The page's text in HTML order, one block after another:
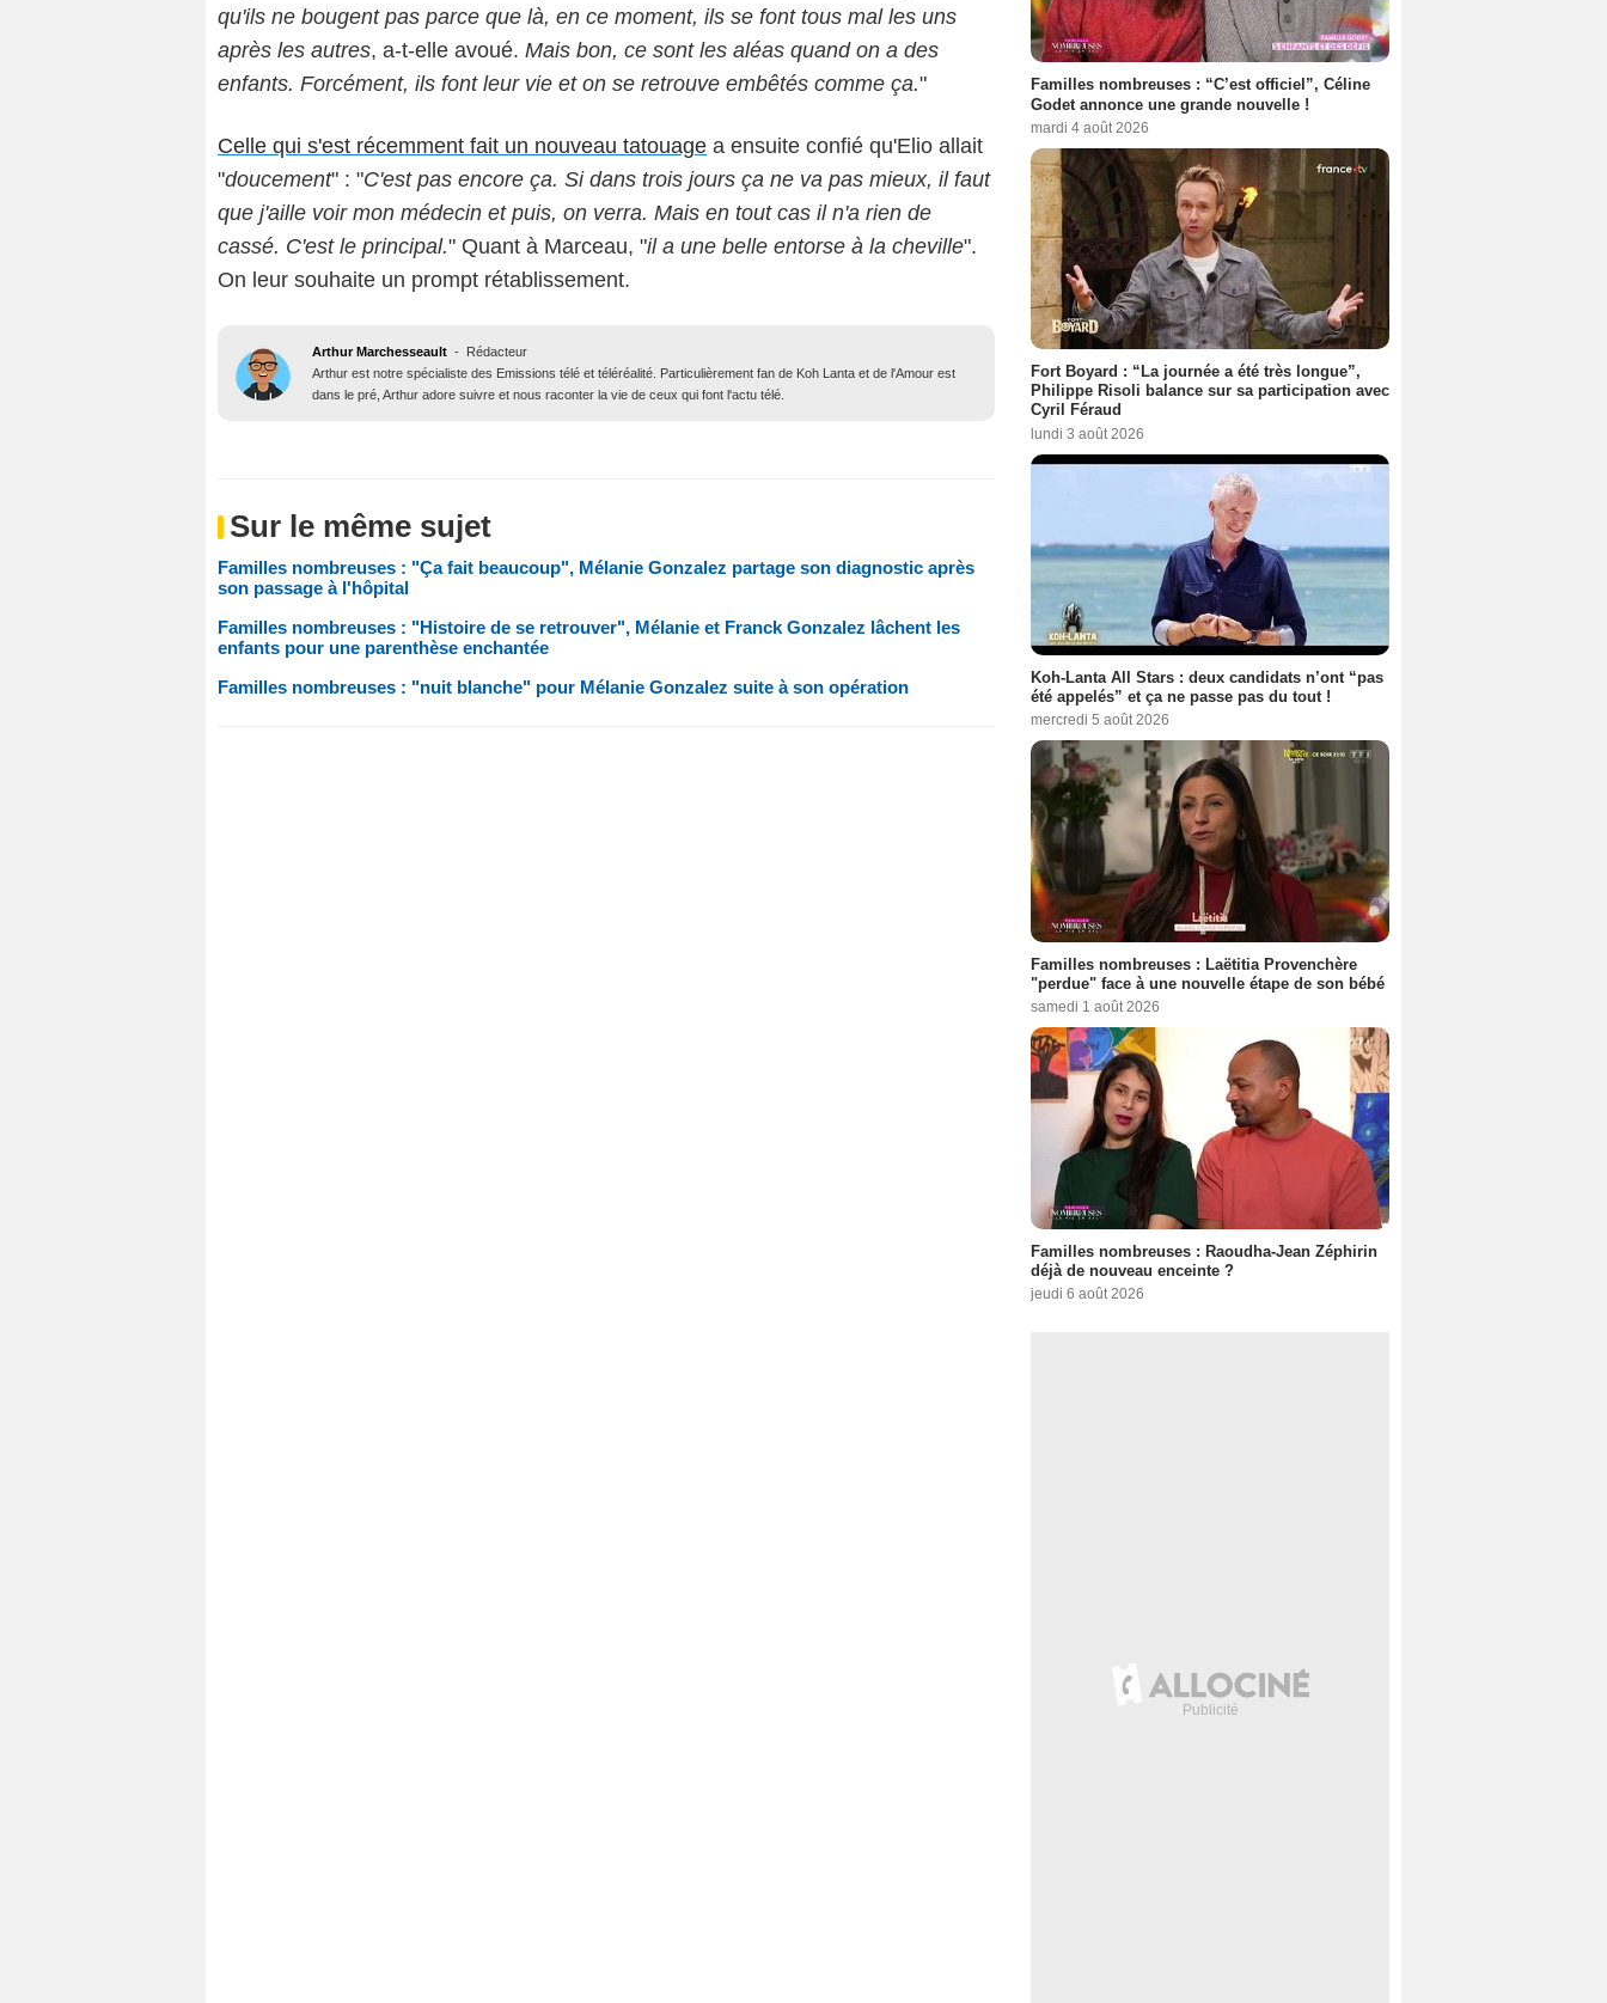
qu'ils ne bougent pas parce que là, en ce moment, ils se font tous mal les uns
après les autres, a-t-elle avoué. Mais bon, ce sont les aléas quand on a des
enfants. Forcément, ils font leur vie et on se retrouve embêtés comme ça."
Celle qui s'est récemment fait un nouveau tatouage a ensuite confié qu'Elio allait
"doucement" : "C'est pas encore ça. Si dans trois jours ça ne va pas mieux, il faut
que j'aille voir mon médecin et puis, on verra. Mais en tout cas il n'a rien de
cassé. C'est le principal." Quant à Marceau, "il a une belle entorse à la cheville".
On leur souhaite un prompt rétablissement.
Arthur Marchesseault -
Rédacteur
Arthur est notre spécialiste des Emissions télé et téléréalité. Particulièrement fan de Koh Lanta et de l'Amour est
dans le pré, Arthur adore suivre et nous raconter la vie de ceux qui font l'actu télé.
Sur le même sujet
Familles nombreuses : "Ça fait beaucoup", Mélanie Gonzalez partage son diagnostic après
son passage à l'hôpital
Familles nombreuses : "Histoire de se retrouver", Mélanie et Franck Gonzalez lâchent les
enfants pour une parenthèse enchantée
Familles nombreuses : "nuit blanche" pour Mélanie Gonzalez suite à son opération
Familles nombreuses : “C’est officiel”, Céline
Godet annonce une grande nouvelle !
mardi 4 août 2026
Fort Boyard : “La journée a été très longue”,
Philippe Risoli balance sur sa participation avec
Cyril Féraud
lundi 3 août 2026
Koh-Lanta All Stars : deux candidats n’ont “pas
été appelés” et ça ne passe pas du tout !
mercredi 5 août 2026
Familles nombreuses : Laëtitia Provenchère
"perdue" face à une nouvelle étape de son bébé
samedi 1 août 2026
Familles nombreuses : Raoudha-Jean Zéphirin
déjà de nouveau enceinte ?
jeudi 6 août 2026